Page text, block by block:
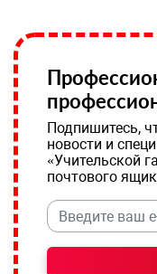
Подпишитесь,
новости и
«Учительской
почтового